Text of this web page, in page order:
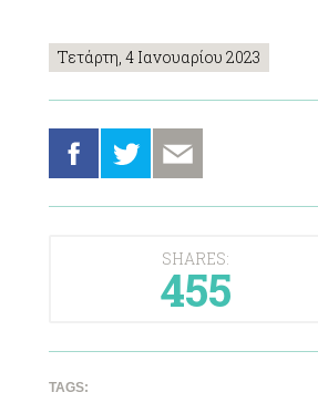
Τετάρτη, 4 Ιανουαρίου 2023
SHARES:
455
TAGS: